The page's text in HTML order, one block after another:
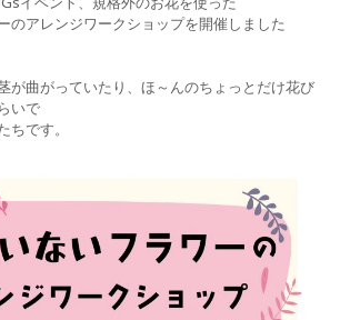
のアレンジワークショップを開催しました
が曲がっていたり、ほ～んのちょっとだけ花び
いで
ちです。